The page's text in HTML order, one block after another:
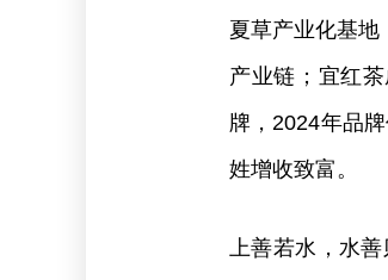
夏草产业化基地
产业链；宜红
牌，2024年品
姓增收致富。
上善若水，水